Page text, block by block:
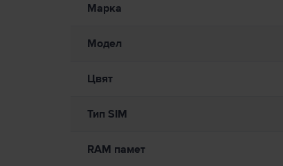
Марка
Модел
Цвят
Тип SIM
RAM памет